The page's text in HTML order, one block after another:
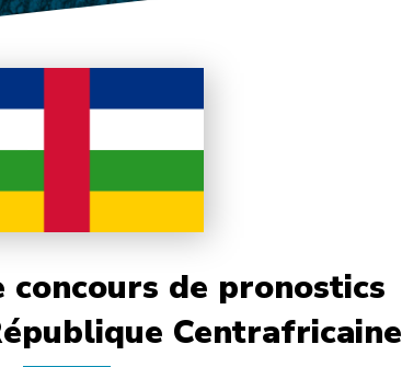
de pronostics
Centrafricaine